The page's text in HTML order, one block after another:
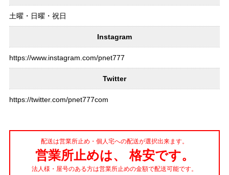
土曜・日曜・祝日
Instagram
https://www.instagram.com/pnet777
Twitter
https://twitter.com/pnet777com
配送は営業所止め・個人宅への配送が選択出来ます。
営業所止めは、 格安です。
法人様・屋号のある方は営業所止めの金額で配送可能です。